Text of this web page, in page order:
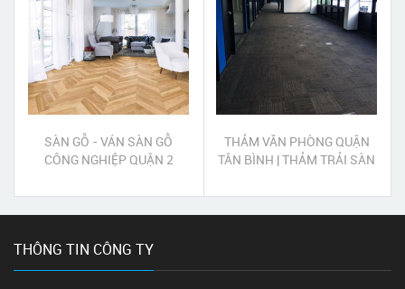
SÀN GỖ - VÁN SÀN GỖ
CÔNG NGHIỆP QUẬN 2
THẢM VĂN PHÒNG QUẬN
TÂN BÌNH | THẢM TRẢI SÀN
BÌNH
THÔNG TIN CÔNG TY